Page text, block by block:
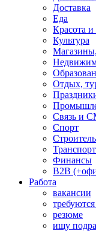
Доставка
Еда
Красота и
Культура
Отдых,
Связь и
Спорт
Транспорт
Финансы
B2B
Работа
вакансии
резюме
ищу